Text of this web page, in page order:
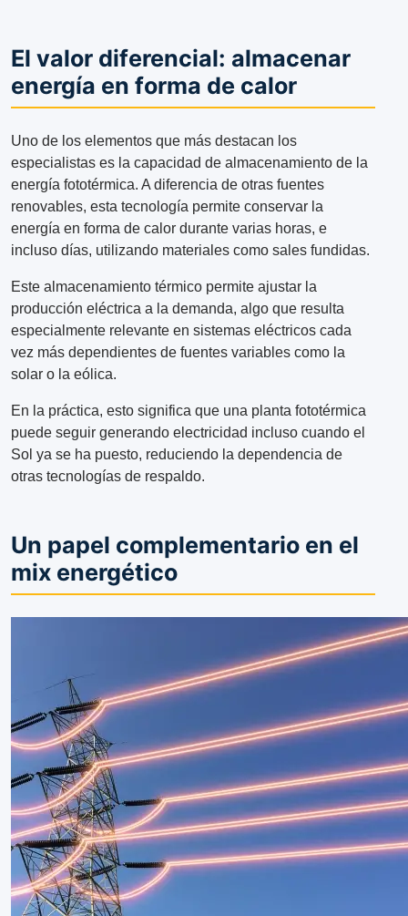
El valor diferencial: almacenar
energía en forma de calor
Uno de los elementos que más destacan los
especialistas es la capacidad de almacenamiento de la
energía fototérmica. A diferencia de otras fuentes
renovables, esta tecnología permite conservar la
energía en forma de calor durante varias horas, e
incluso días, utilizando materiales como sales fundidas.
Este almacenamiento térmico permite ajustar la
producción eléctrica a la demanda, algo que resulta
especialmente relevante en sistemas eléctricos cada
vez más dependientes de fuentes variables como la
solar o la eólica.
En la práctica, esto significa que una planta fototérmica
puede seguir generando electricidad incluso cuando el
Sol ya se ha puesto, reduciendo la dependencia de
otras tecnologías de respaldo.
Un papel complementario en el
mix energético